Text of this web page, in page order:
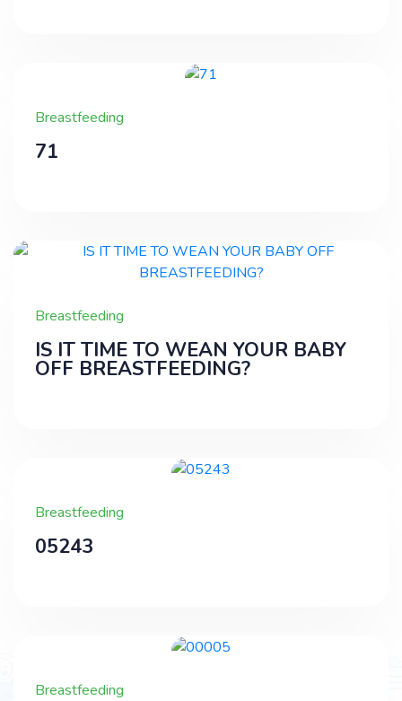
Breastfeeding
71
Breastfeeding
IS IT TIME TO WEAN YOUR BABY
OFF BREASTFEEDING?
Breastfeeding
05243
Breastfeeding